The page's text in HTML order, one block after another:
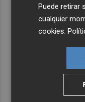
Puede retirar
cualquier
cookies.